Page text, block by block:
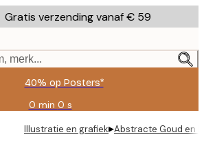
Gratis verzending vanaf € 59
merk...
40% op Posters*
0 min 0 s
Geldig
tot:
2026-
Illustratie en grafiek▸Abstracte Goud en